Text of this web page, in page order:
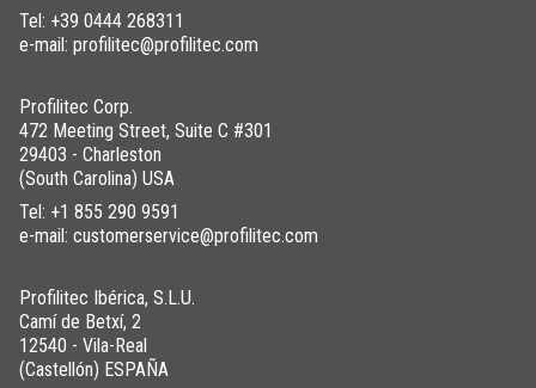
Tel: +39 0444 268311
e-mail: profilitec@profilitec.com
Profilitec Corp.
472 Meeting Street, Suite C #301
29403 - Charleston
(South Carolina) USA
Tel: +1 855 290 9591
e-mail: customerservice@profilitec.com
Profilitec Ibérica, S.L.U.
Camí de Betxí, 2
12540 - Vila-Real
(Castellón) ESPAÑA